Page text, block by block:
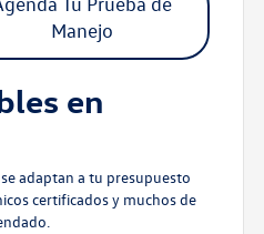
Manejo
en
adaptan a tu presupuesto
certificados y muchos de